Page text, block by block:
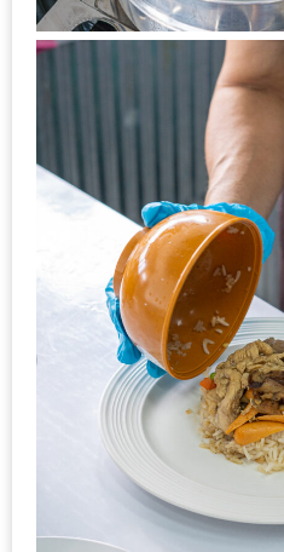
THE
DISH
ห้าม
พลาด
สำหรับ
ฤดู
หนาว
นี้
กับ
PING
FAI
FESTIVAL
2